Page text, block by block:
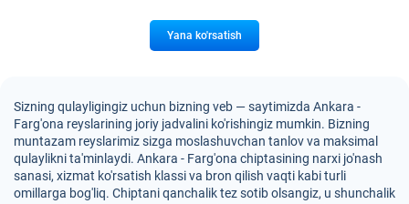
Yana ko'rsatish
Sizning qulayligingiz uchun bizning veb — saytimizda Ankara -
Farg'ona reyslarining joriy jadvalini ko'rishingiz mumkin. Bizning
muntazam reyslarimiz sizga moslashuvchan tanlov va maksimal
qulaylikni ta'minlaydi. Ankara - Farg'ona chiptasining narxi jo'nash
sanasi, xizmat ko'rsatish klassi va bron qilish vaqti kabi turli
omillarga bog'liq. Chiptani qanchalik tez sotib olsangiz, u shunchalik